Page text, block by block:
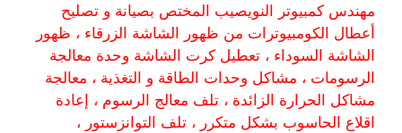
مهندس كمبيوتر النويصيب المختص بصيانة و تصليح
أعطال الكومبيوترات من ظهور الشاشة الزرقاء ، ظهور
الشاشة السوداء ، تعطيل كرت الشاشة وحدة معالجة
الرسومات ، مشاكل وحدات الطاقة و التغذية ، معالجة
مشاكل الحرارة الزائدة ، تلف معالج الرسوم ، إعادة
اقلاع الحاسوب بشكل متكرر ، تلف التوانزستور ،